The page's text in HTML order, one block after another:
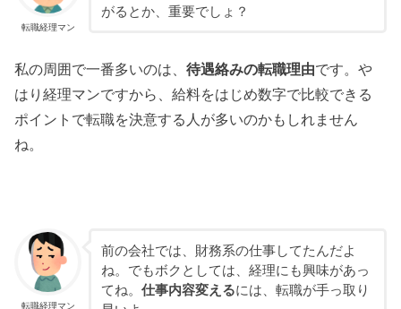
転職経理マン
がるとか、重要でしょ？
私の周囲で一番多いのは、待遇絡みの転職理由です。や
はり経理マンですから、給料をはじめ数字で比較できる
ポイントで転職を決意する人が多いのかもしれません
ね。
転職経理マン
前の会社では、財務系の仕事してたんだよ
ね。でもボクとしては、経理にも興味があっ
てね。 仕事内容変えるには、転職が手っ取り